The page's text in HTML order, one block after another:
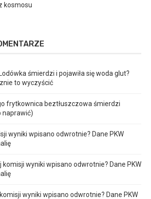
kosmosu
Lodówka śmierdzi i pojawiła się woda glut?
to wyczyścić
frytkownica beztłuszczowa śmierdzi
naprawić)
wyniki wpisano odwrotnie? Dane PKW
komisji wyniki wpisano odwrotnie? Dane PKW
wyniki wpisano odwrotnie? Dane PKW